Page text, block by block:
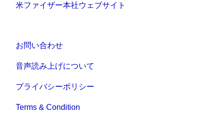
米ファイザー本社ウェブサイト
お問い合わせ
音声読み上げについて
プライバシーポリシー
Terms & Condition